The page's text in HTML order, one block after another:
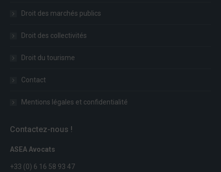
Droit des marchés publics
Droit des collectivités
Droit du tourisme
Contact
Mentions légales et confidentialité
Contactez-nous !
ASEA Avocats
+33 (0) 6 16 58 93 47